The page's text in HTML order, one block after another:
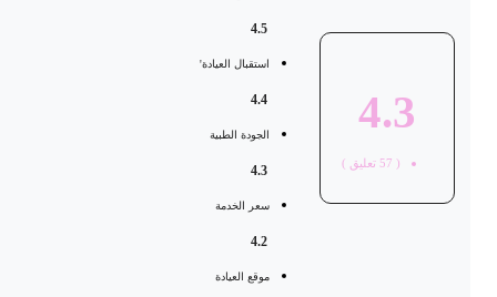
4.3
57 تعليق )
استقبال العيادة'
الجودة الطبية
سعر الخدمة
موقع العيادة